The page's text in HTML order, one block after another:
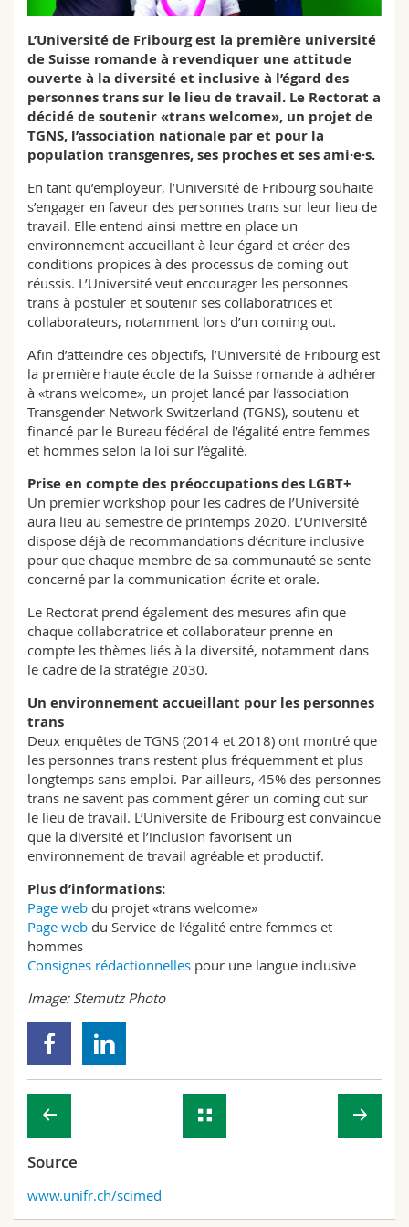
Sciences et médecine
Interfacultaire
Collaborateurs
Doctorants
Webmail
Programme des cours
MyUnifr
L’Université de Fribourg est la première université
de Suisse romande à revendiquer une attitude
ouverte à la diversité et inclusive à l’égard des
personnes trans sur le lieu de travail. Le Rectorat a
décidé de soutenir «trans welcome», un projet de
TGNS, l’association nationale par et pour la
population transgenres, ses proches et ses ami·e·s.
En tant qu’employeur, l’Université de Fribourg souhaite
s’engager en faveur des personnes trans sur leur lieu de
travail. Elle entend ainsi mettre en place un
environnement accueillant à leur égard et créer des
conditions propices à des processus de coming out
réussis. L’Université veut encourager les personnes
trans à postuler et soutenir ses collaboratrices et
collaborateurs, notamment lors d’un coming out.
Afin d’atteindre ces objectifs, l’Université de Fribourg est
la première haute école de la Suisse romande à adhérer
à «trans welcome», un projet lancé par l’association
Transgender Network Switzerland (TGNS), soutenu et
financé par le Bureau fédéral de l’égalité entre femmes
et hommes selon la loi sur l’égalité.
Prise en compte des préoccupations des LGBT+
Un premier workshop pour les cadres de l’Université
aura lieu au semestre de printemps 2020. L’Université
dispose déjà de recommandations d’écriture inclusive
pour que chaque membre de sa communauté se sente
concerné par la communication écrite et orale.
Le Rectorat prend également des mesures afin que
chaque collaboratrice et collaborateur prenne en
compte les thèmes liés à la diversité, notamment dans
le cadre de la stratégie 2030.
Un environnement accueillant pour les personnes
trans
Deux enquêtes de TGNS (2014 et 2018) ont montré que
les personnes trans restent plus fréquemment et plus
longtemps sans emploi. Par ailleurs, 45% des personnes
trans ne savent pas comment gérer un coming out sur
le lieu de travail. L’Université de Fribourg est convaincue
que la diversité et l’inclusion favorisent un
environnement de travail agréable et productif.
Plus d’informations:
Page web du projet «trans welcome»
Page web du Service de l’égalité entre femmes et
hommes
Consignes rédactionnelles pour une langue inclusive
Image: Stemutz Photo
Source
www.unifr.ch/scimed